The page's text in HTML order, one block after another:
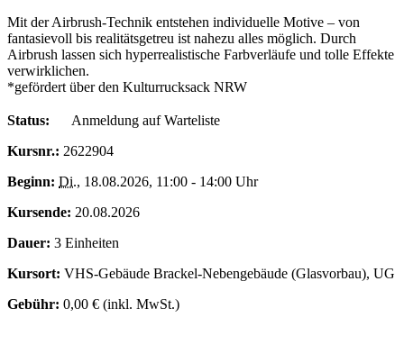
Mit der Airbrush-Technik entstehen individuelle Motive – von
fantasievoll bis realitätsgetreu ist nahezu alles möglich. Durch
Airbrush lassen sich hyperrealistische Farbverläufe und tolle Effekte
verwirklichen.
*gefördert über den Kulturrucksack NRW
Status:
Anmeldung auf Warteliste
Kursnr.: 2622904
Beginn: Di., 18.08.2026, 11:00 - 14:00 Uhr
Kursende: 20.08.2026
Dauer: 3 Einheiten
Kursort: VHS-Gebäude Brackel-Nebengebäude (Glasvorbau), UG
Gebühr: 0,00 € (inkl. MwSt.)